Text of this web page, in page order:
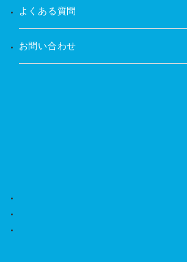
よくある質問
お問い合わせ